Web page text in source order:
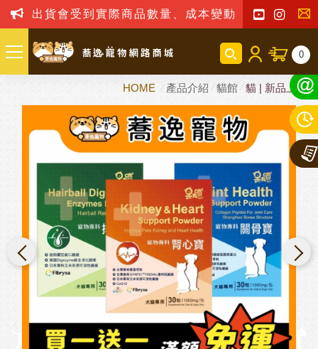
出貨會受到實際商品數量、成本變動之影響，我
聯
我
們
0
HOME 產品介紹 貓館 貓 | 新品上市